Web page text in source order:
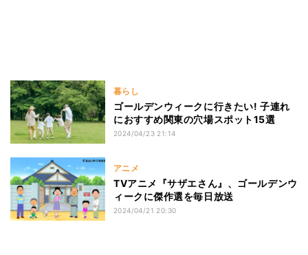
暮らし
ゴールデンウィークに行きたい! 子連れ
におすすめ関東の穴場スポット15選
2024/04/23 21:14
アニメ
TVアニメ『サザエさん』、ゴールデンウ
ィークに傑作選を毎日放送
2024/04/21 20:30